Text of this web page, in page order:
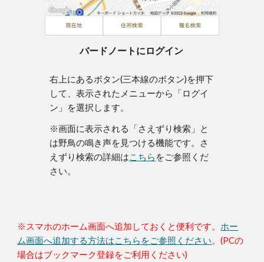
バードノートにログイン
右上にあるボタン(三本線のボタン)を押下
して、表示されたメニューから「ログイ
ン」を選択します。
※画面に表示される「さえずり検索」と
は野鳥の鳴き声を見つける機能です。さ
えずり検索の詳細はこちら をご参照くだ
さい。
※スマホのホーム画面へ追加しておくと便利です。 ホー
ム画面へ追加する方法はこちらをご参照ください。(PCの
場合はブックマーク登録をご利用ください)